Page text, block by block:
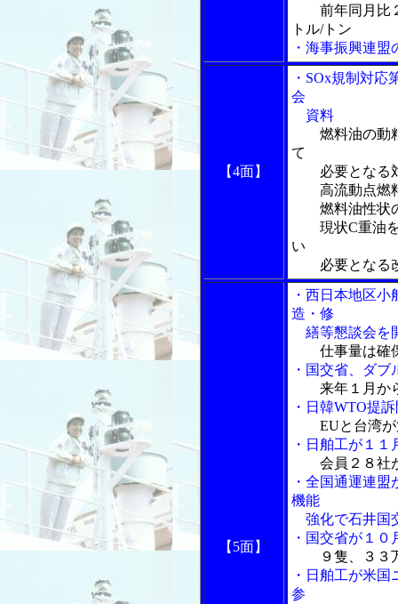
前年同月比
トル/トン
・海事振興連
【4面】
・SOx規制対
会
資料
燃料油の動
て
必要となる
高流動点燃料
燃料油性状の
現状C重油を
い
必要となる
【5面】
・西日本地区
造・修
繕等懇談会を
仕事量は確
・国交省、ダ
来年１月か
・日韓WTO提
EUと台湾
・日舶工が１
会員２８社
・全国通運連
機能
強化で石井国
・国交省が１
９隻、３３
・日舶工が米
参